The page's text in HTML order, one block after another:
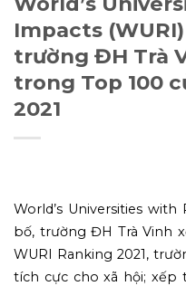
Impacts
trường ĐH Trà
trong Top 100
2021
World’s Universities
bố, trường ĐH Trà Vinh
WURI Ranking 2021,
tích cực cho xã hội; xếp